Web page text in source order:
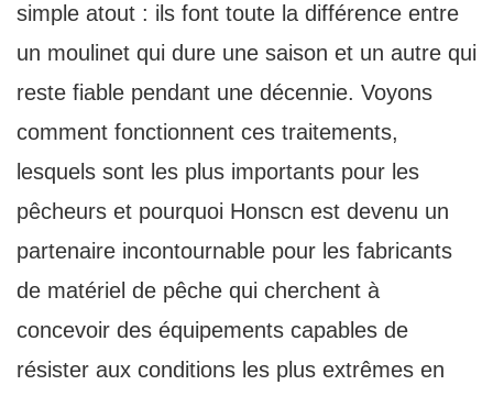
simple atout : ils font toute la différence entre
un moulinet qui dure une saison et un autre qui
reste fiable pendant une décennie. Voyons
comment fonctionnent ces traitements,
lesquels sont les plus importants pour les
pêcheurs et pourquoi Honscn est devenu un
partenaire incontournable pour les fabricants
de matériel de pêche qui cherchent à
concevoir des équipements capables de
résister aux conditions les plus extrêmes en